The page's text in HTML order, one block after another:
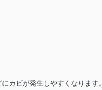
カビが発生しやすくなります。